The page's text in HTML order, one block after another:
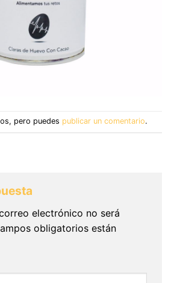
pero puedes publicar un comentario.
electrónico no será
obligatorios están